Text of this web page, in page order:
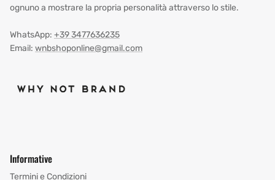
ognuno a mostrare la propria personalità attraverso lo stile.
WhatsApp: +39 3477636235
Email: wnbshoponline@gmail.com
Informative
Termini e Condizioni